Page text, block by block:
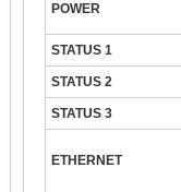
POWER
STATUS 1
STATUS 2
STATUS 3
ETHERNET